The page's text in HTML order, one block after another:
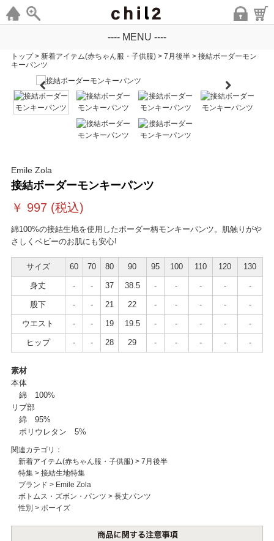
---- MENU ----
トップ > 新着アイテム(赤ちゃん服・子供服) > 7月後半 > 接結ボーダーモン
キーパンツ
Emile Zola
接結ボーダーモンキーパンツ
￥ 997(税込)
綿100%の接結生地を使用したボーダー柄モンキーパンツ。肌触りがや
さしくベビーのお肌にも安心!
サイズ 60 70 80 90 95 100 110 120 130
身丈 - - 37 38.5 - - - - -
股下 - - 21 22 - - - - -
ウエスト - - 19 19.5 - - - - -
ヒップ - - 28 29 - - - - -
素材
本体
綿 100%
リブ部
綿 95%
ポリウレタン 5%
関連カテゴリ：
新着アイテム(赤ちゃん服・子供服)> 7月後半
特集> 接結生地特集
ブランド > Emile Zola
ボトムス・ズボン・パンツ > 長丈パンツ
性別 > ボーイズ